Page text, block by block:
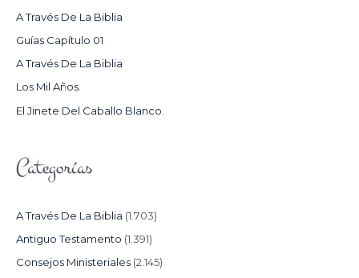
R
:
A Través De La Biblia
Guías Capítulo 01
A Través De La Biblia
Los Mil Años.
El Jinete Del Caballo Blanco.
Categorías
A Través De La Biblia (1.703)
Antiguo Testamento (1.391)
Consejos Ministeriales (2.145)